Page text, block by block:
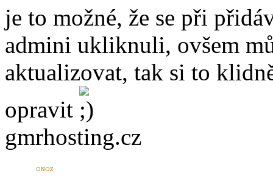
je to možné, že se při
admini ukliknuli, ovšem
aktualizovat, tak si to
opravit
gmrhosting.cz